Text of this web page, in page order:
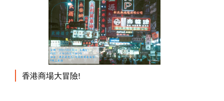
香港商場大冒險!